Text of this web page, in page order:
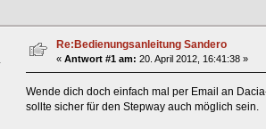
Re:Bedienungsanleitung Sandero
« Antwort #1 am: 20. April 2012, 16:41:38 »
Wende dich doch einfach mal per Email an
sollte sicher für den Stepway auch möglich sein.